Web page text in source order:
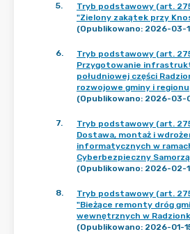
5.
Tryb podstawowy (art.
"Zielony zakątek przy
(Opublikowano: 2026-03-
6.
Tryb podstawowy (art.
Przygotowanie
południowej części
rozwojowe gminy i regionu
(Opublikowano: 2026-03-
7.
Tryb podstawowy (art.
Dostawa, montaż i
informatycznych w
Cyberbezpieczny
(Opublikowano: 2026-02-
8.
Tryb podstawowy (art.
"Bieżące remonty dróg
wewnętrznych w
(Opublikowano: 2026-01-